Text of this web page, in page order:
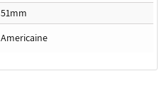
51mm
Americaine